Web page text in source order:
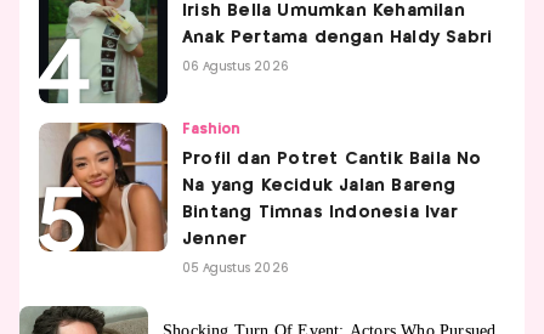
Irish Bella Umumkan Kehamilan
Anak Pertama dengan Haldy Sabri
06 Agustus 2026
Fashion
Profil dan Potret Cantik Baila No
Na yang Keciduk Jalan Bareng
Bintang Timnas Indonesia Ivar
Jenner
05 Agustus 2026